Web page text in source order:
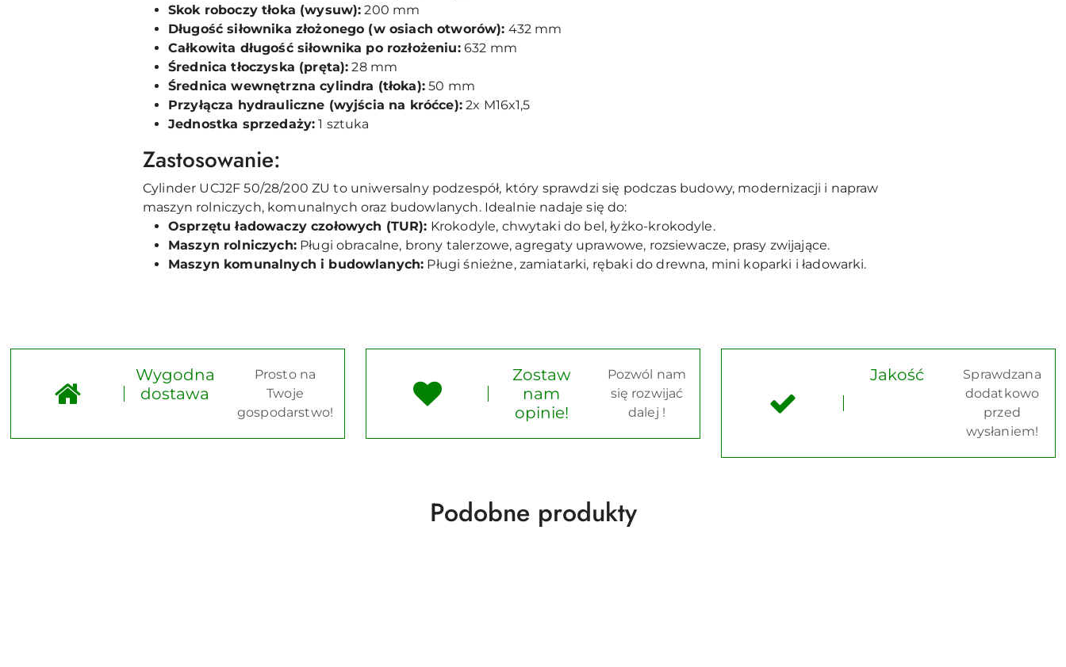
Skok roboczy tłoka (wysuw): 200 mm
Długość siłownika złożonego (w osiach otworów): 432 mm
Całkowita długość siłownika po rozłożeniu:632 mm
Średnica tłoczyska (pręta): 28 mm
Średnica wewnętrzna cylindra (tłoka):50 mm
Przyłącza hydrauliczne (wyjścia na króćce):2x M16x1,5
Jednostka sprzedaży: 1 sztuka
Zastosowanie:
Cylinder UCJ2F 50/28/200 ZU to uniwersalny podzespół, który sprawdzi się podczas budowy, modernizacji i napraw
maszyn rolniczych, komunalnych oraz budowlanych. Idealnie nadaje się do:
Osprzętu ładowaczy czołowych (TUR): Krokodyle, chwytaki do bel, łyżko-krokodyle.
Maszyn rolniczych:Pługi obracalne, brony talerzowe, agregaty uprawowe, rozsiewacze, prasy zwijające.
Maszyn komunalnych i budowlanych: Pługi śnieżne, zamiatarki, rębaki do drewna, mini koparki i ładowarki.
Wygodna
dostawa
Prosto na
Twoje
gospodarstwo!
Zostaw
nam
opinie!
Pozwól nam
się rozwijać
dalej !
Jakość
Sprawdzana
dodatkowo
przed
wysłaniem!
Produkty
Podobne produkty